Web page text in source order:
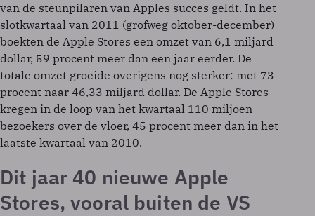
van de steunpilaren van Apples succes geldt. In het
slotkwartaal van 2011 (grofweg oktober-december)
boekten de Apple Stores een omzet van 6,1 miljard
dollar, 59 procent meer dan een jaar eerder. De
totale omzet groeide overigens nog sterker: met 73
procent naar 46,33 miljard dollar. De Apple Stores
kregen in de loop van het kwartaal 110 miljoen
bezoekers over de vloer, 45 procent meer dan in het
laatste kwartaal van 2010.
Dit jaar 40 nieuwe Apple
Stores, vooral buiten de VS